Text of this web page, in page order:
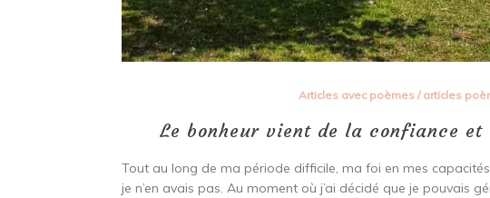
Articles avec poèmes/ articles
Le bonheur vient de la confiance
Tout au long de ma période difficile, ma foi en mes
je n’en avais pas. Au moment où j’ai décidé que je pouvais